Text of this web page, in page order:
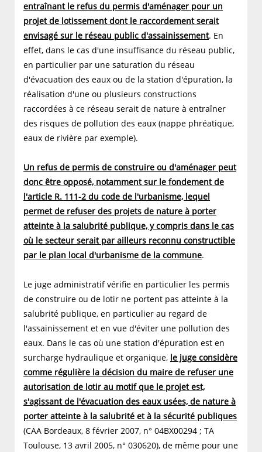
entraînant le refus du permis d'aménager pour un
projet de lotissement dont le raccordement serait
envisagé sur le réseau public d'assainissement. En
effet, dans le cas d'une insuffisance du réseau public,
en particulier par une saturation du réseau
d'évacuation des eaux ou de la station d'épuration, la
réalisation d'une ou plusieurs constructions
raccordées à ce réseau serait de nature à entraîner
des risques de pollution des eaux (nappe phréatique,
eaux de rivière par exemple).
Un refus de permis de construire ou d'aménager peut
donc être opposé, notamment sur le fondement de
l'article R. 111-2 du code de l'urbanisme, lequel
permet de refuser des projets de nature à porter
atteinte à la salubrité publique, y compris dans le cas
où le secteur serait par ailleurs reconnu constructible
par le plan local d'urbanisme de la commune.
Le juge administratif vérifie en particulier les permis
de construire ou de lotir ne portent pas atteinte à la
salubrité publique, en particulier au regard de
l'assainissement et en vue d'éviter une pollution des
eaux. Dans le cas où une station d'épuration est en
surcharge hydraulique et organique, le juge considère
comme régulière la décision du maire de refuser une
autorisation de lotir au motif que le projet est,
s'agissant de l'évacuation des eaux usées, de nature à
porter atteinte à la salubrité et à la sécurité publiques
(CAA Bordeaux, 8 février 2007, n° 04BX00294 ; TA
Toulouse, 13 avril 2005, n° 030620), de même pour une